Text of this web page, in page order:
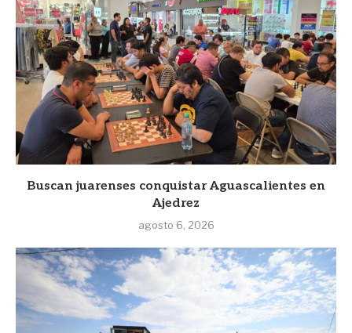
Buscan juarenses conquistar Aguascalientes en
Ajedrez
agosto 6, 2026